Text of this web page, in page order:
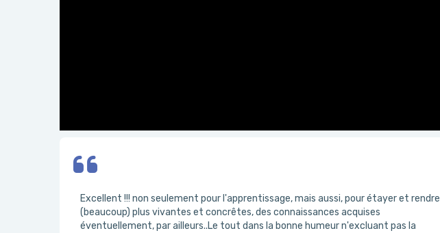
Excellent !!! non seulement pour l'apprentissage, mais aussi, pour étayer et rendre
(beaucoup) plus vivantes et concrêtes, des connaissances acquises
éventuellement, par ailleurs..Le tout dans la bonne humeur n'excluant pas la